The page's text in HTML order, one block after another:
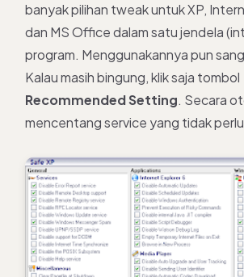
banyak pilihan tweak untuk XP,
dan MS Office dalam satu jendela
program. Menggunakannya pun
Kalau masih bingung, klik saja tombol
Recommended Setting. Secara
mencentang service yang tidak